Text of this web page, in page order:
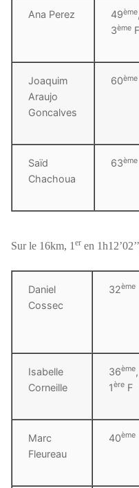
Ana Perez 49ème,
3ème F
Joaquim
Araujo
Goncalves
60ème
Saïd
Chachoua
63ème
Sur le 16km, 1 er en
Daniel
Cossec
32ème
Isabelle
Corneille
36ème,
1ère F
Marc
Fleureau
40ème